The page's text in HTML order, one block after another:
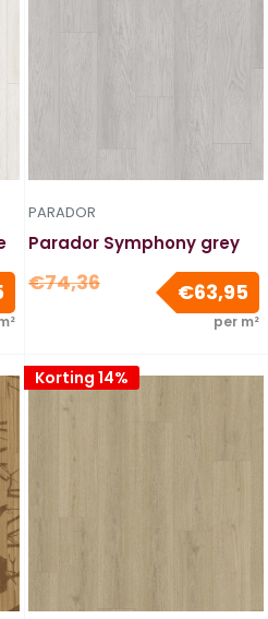
Verkoopprijs
PARADOR
Parador Symphony grey
Normale
€74,36 €63,95
per m²
Korting 14%